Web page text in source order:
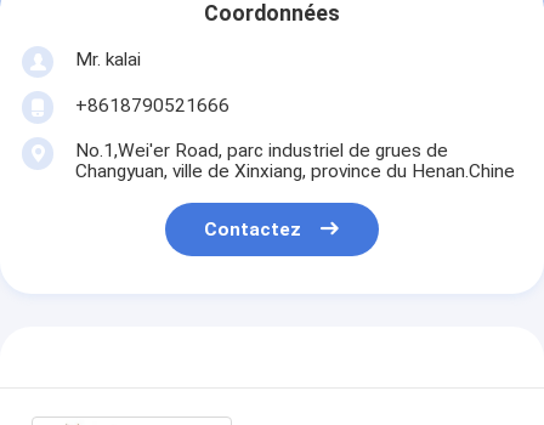
Coordonnées
Mr. kalai
+8618790521666
No.1,Wei'er Road, parc industriel de grues de
Changyuan, ville de Xinxiang, province du Henan.Chine
Contactez